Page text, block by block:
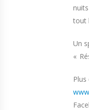
tout
Un
«
Plus